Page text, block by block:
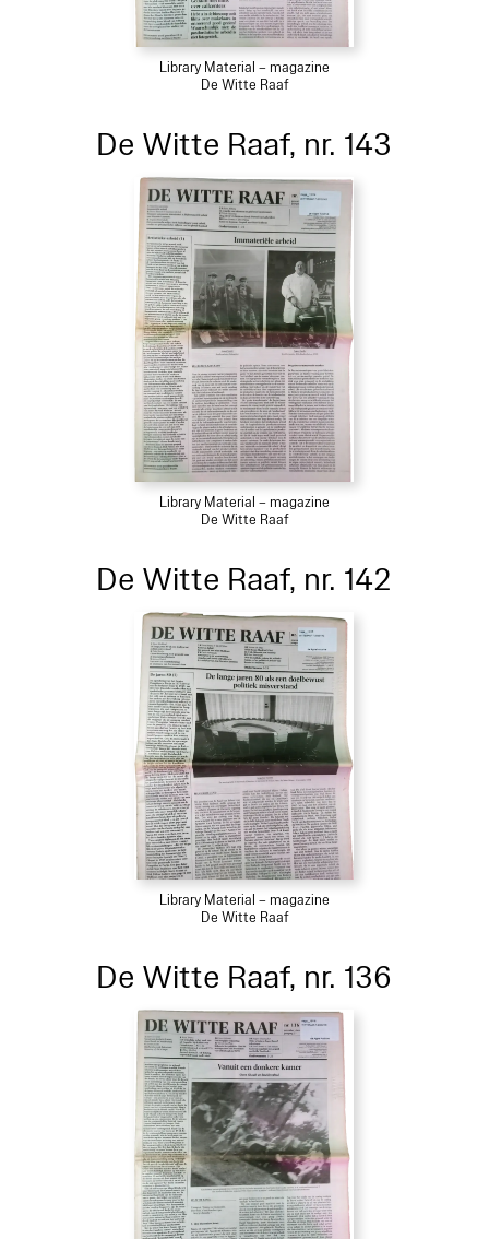
Library Material – magazine
De Witte Raaf
De Witte Raaf, nr. 143
Library Material – magazine
De Witte Raaf
De Witte Raaf, nr. 142
Library Material – magazine
De Witte Raaf
De Witte Raaf, nr. 136